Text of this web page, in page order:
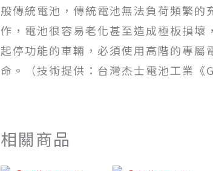
般傳統電池，傳統電池無法負荷頻繁
作，電池很容易老化甚至造成極板損
起停功能的車輛，必須使用高階的專
命。（技術提供：台灣杰士電池工業《
相關商品